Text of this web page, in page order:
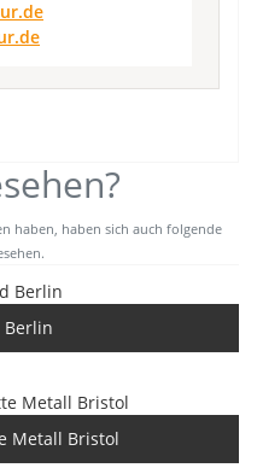
haben, haben sich auch folgende
Berlin
Metall Bristol